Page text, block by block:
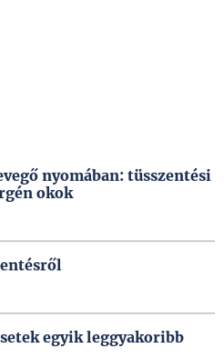
nyomában: tüsszentési
okok
egyik leggyakoribb